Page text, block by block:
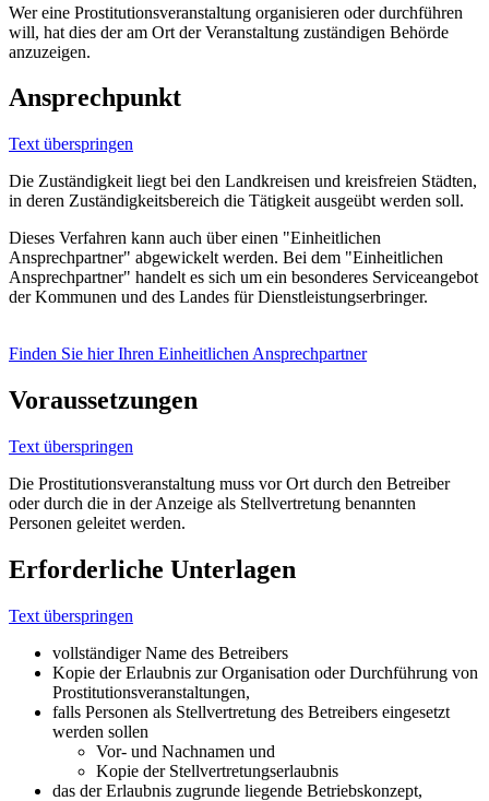
Wer eine Prostitutionsveranstaltung organisieren oder durchführen
will, hat dies der am Ort der Veranstaltung zuständigen Behörde
anzuzeigen.
Ansprechpunkt
Text überspringen
Die Zuständigkeit liegt bei den Landkreisen und kreisfreien Städten,
in deren Zuständigkeitsbereich die Tätigkeit ausgeübt werden soll.
Dieses Verfahren kann auch über einen "Einheitlichen
Ansprechpartner" abgewickelt werden. Bei dem "Einheitlichen
Ansprechpartner" handelt es sich um ein besonderes Serviceangebot
der Kommunen und des Landes für Dienstleistungserbringer.
Finden Sie hier Ihren Einheitlichen Ansprechpartner
Voraussetzungen
Text überspringen
Die Prostitutionsveranstaltung muss vor Ort durch den Betreiber
oder durch die in der Anzeige als Stellvertretung benannten
Personen geleitet werden.
Erforderliche Unterlagen
Text überspringen
vollständiger Name des Betreibers
Kopie der Erlaubnis zur Organisation oder Durchführung von
Prostitutionsveranstaltungen,
falls Personen als Stellvertretung des Betreibers eingesetzt
werden sollen
Vor- und Nachnamen und
Kopie der Stellvertretungserlaubnis
das der Erlaubnis zugrunde liegende Betriebskonzept,